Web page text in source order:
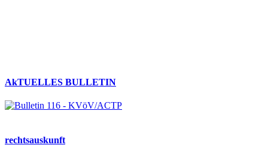
AkTUELLES BULLETIN
rechts­auskunft